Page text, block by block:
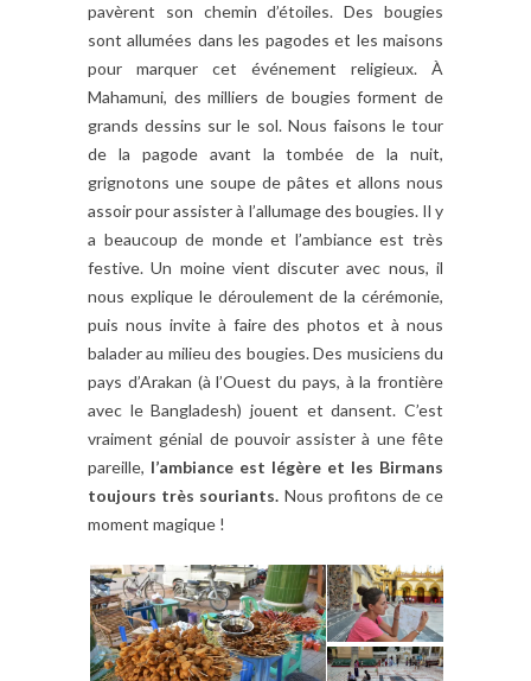
pavèrent son chemin d’étoiles. Des bougies
sont allumées dans les pagodes et les maisons
pour marquer cet événement religieux. À
Mahamuni, des milliers de bougies forment de
grands dessins sur le sol. Nous faisons le tour
de la pagode avant la tombée de la nuit,
grignotons une soupe de pâtes et allons nous
assoir pour assister à l’allumage des bougies. Il y
a beaucoup de monde et l’ambiance est très
festive. Un moine vient discuter avec nous, il
nous explique le déroulement de la cérémonie,
puis nous invite à faire des photos et à nous
balader au milieu des bougies. Des musiciens du
pays d’Arakan (à l’Ouest du pays, à la frontière
avec le Bangladesh) jouent et dansent. C’est
vraiment génial de pouvoir assister à une fête
pareille, l’ambiance est légère et les Birmans
toujours très souriants. Nous profitons de ce
moment magique !